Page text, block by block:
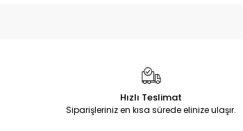
Hızlı Teslimat
Siparişleriniz en kısa sürede elinize ulaşır.